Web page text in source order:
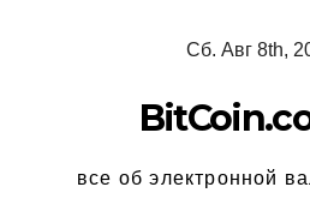
Сб. Авг 8th,
все об электронной